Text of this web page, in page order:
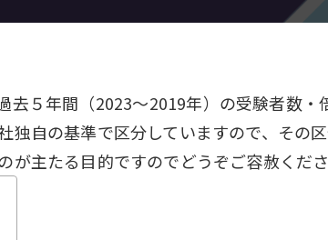
去５年間（2023～2019年）の受験者数
独自の基準で区分していますので、その
が主たる目的ですのでどうぞご容赦くださ